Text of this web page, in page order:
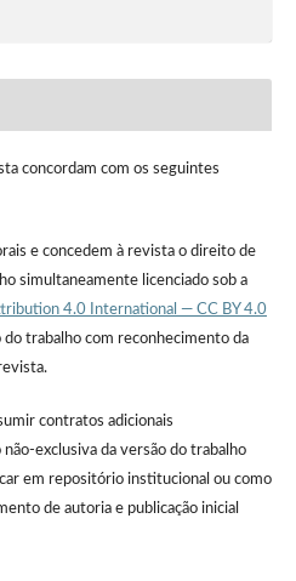
concordam com os seguintes
e concedem à revista o direito de
simultaneamente licenciado sob a
4.0 International — CC BY 4.0
trabalho com reconhecimento da
contratos adicionais
exclusiva da versão do trabalho
em repositório institucional ou como
de autoria e publicação inicial